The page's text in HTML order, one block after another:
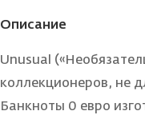
Описание
Unusual
коллекционеров, не
Банкноты 0 евро